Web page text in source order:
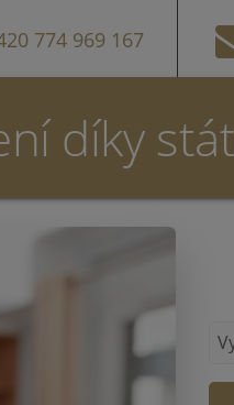
774 969 167
díky